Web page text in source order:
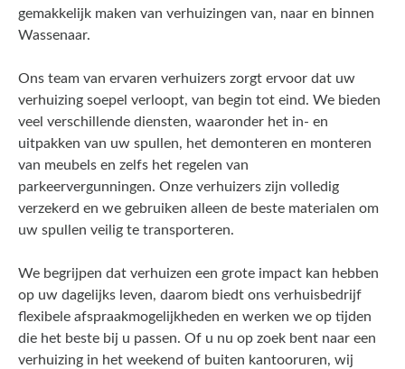
gemakkelijk maken van verhuizingen van, naar en binnen
Wassenaar.
Ons team van ervaren verhuizers zorgt ervoor dat uw
verhuizing soepel verloopt, van begin tot eind. We bieden
veel verschillende diensten, waaronder het in- en
uitpakken van uw spullen, het demonteren en monteren
van meubels en zelfs het regelen van
parkeervergunningen. Onze verhuizers zijn volledig
verzekerd en we gebruiken alleen de beste materialen om
uw spullen veilig te transporteren.
We begrijpen dat verhuizen een grote impact kan hebben
op uw dagelijks leven, daarom biedt ons verhuisbedrijf
flexibele afspraakmogelijkheden en werken we op tijden
die het beste bij u passen. Of u nu op zoek bent naar een
verhuizing in het weekend of buiten kantooruren, wij